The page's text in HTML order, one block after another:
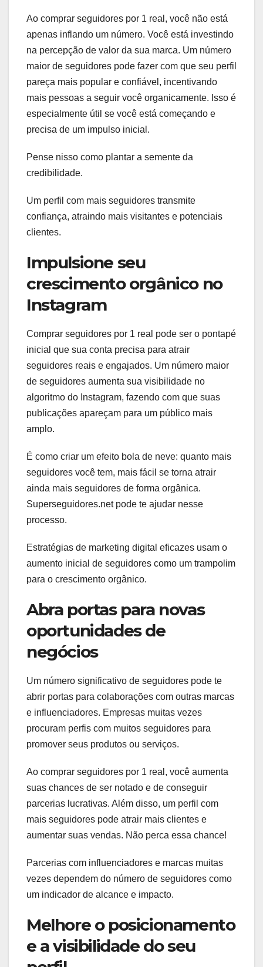
Ao comprar seguidores por 1 real, você não está
apenas inflando um número. Você está investindo
na percepção de valor da sua marca. Um número
maior de seguidores pode fazer com que seu perfil
pareça mais popular e confiável, incentivando
mais pessoas a seguir você organicamente. Isso é
especialmente útil se você está começando e
precisa de um impulso inicial.
Pense nisso como plantar a semente da
credibilidade.
Um perfil com mais seguidores transmite
confiança, atraindo mais visitantes e potenciais
clientes.
Impulsione seu
crescimento orgânico no
Instagram
Comprar seguidores por 1 real pode ser o pontapé
inicial que sua conta precisa para atrair
seguidores reais e engajados. Um número maior
de seguidores aumenta sua visibilidade no
algoritmo do Instagram, fazendo com que suas
publicações apareçam para um público mais
amplo.
É como criar um efeito bola de neve: quanto mais
seguidores você tem, mais fácil se torna atrair
ainda mais seguidores de forma orgânica.
Superseguidores.net pode te ajudar nesse
processo.
Estratégias de marketing digital eficazes usam o
aumento inicial de seguidores como um trampolim
para o crescimento orgânico.
Abra portas para novas
oportunidades de
negócios
Um número significativo de seguidores pode te
abrir portas para colaborações com outras marcas
e influenciadores. Empresas muitas vezes
procuram perfis com muitos seguidores para
promover seus produtos ou serviços.
Ao comprar seguidores por 1 real, você aumenta
suas chances de ser notado e de conseguir
parcerias lucrativas. Além disso, um perfil com
mais seguidores pode atrair mais clientes e
aumentar suas vendas. Não perca essa chance!
Parcerias com influenciadores e marcas muitas
vezes dependem do número de seguidores como
um indicador de alcance e impacto.
Melhore o posicionamento
e a visibilidade do seu